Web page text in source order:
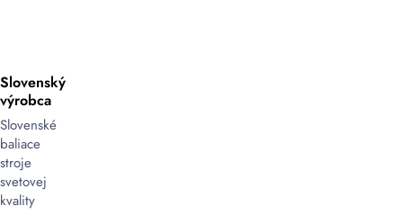
Slovenský
výrobca
Slovenské
baliace
stroje
svetovej
kvality